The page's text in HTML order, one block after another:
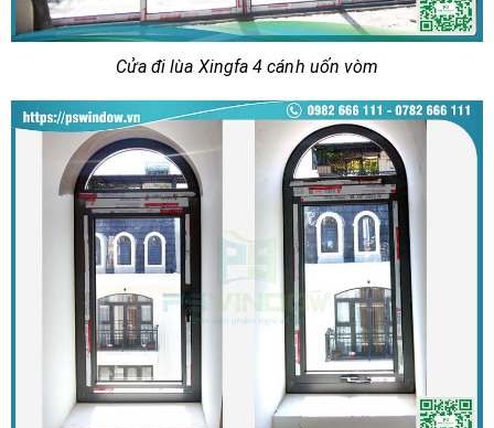
Cửa đi lùa Xingfa 4 cánh uốn vòm